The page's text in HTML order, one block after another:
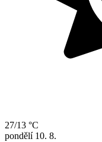
27/13 °C
pondělí 10. 8.